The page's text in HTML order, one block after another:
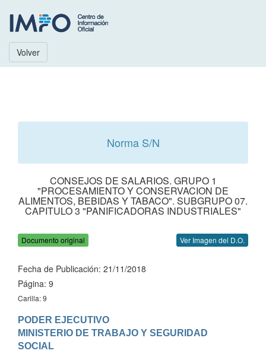
Volver
Norma S/N
CONSEJOS DE SALARIOS. GRUPO 1
"PROCESAMIENTO Y CONSERVACION DE
ALIMENTOS, BEBIDAS Y TABACO". SUBGRUPO 07.
CAPITULO 3 "PANIFICADORAS INDUSTRIALES"
Documento original Ver Imagen del D.O.
Fecha de Publicación: 21/11/2018
Página: 9
Carilla: 9
PODER EJECUTIVO
MINISTERIO DE TRABAJO Y SEGURIDAD
SOCIAL